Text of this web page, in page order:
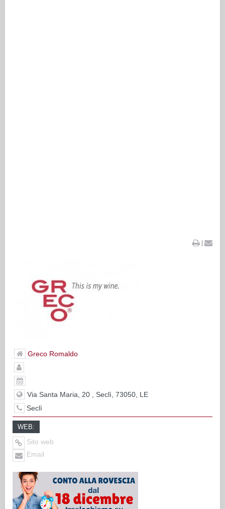
|
Greco Romaldo
Via Santa Maria, 20 , Seclì, 73050, LE
Seclì
WEB:
Sito web
Email